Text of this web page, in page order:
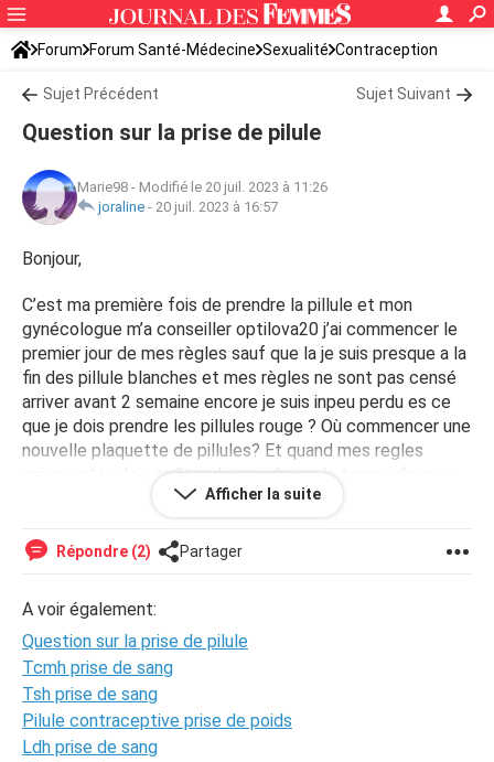
Forum Forum Santé-Médecine Sexualité Contraception
Sujet Précédent Sujet Suivant
Question sur la prise de pilule
Marie98 - Modifié le 20 juil. 2023 à 11:26
joraline - 20 juil. 2023 à 16:57
Bonjour,
C’est ma première fois de prendre la pillule et mon
gynécologue m’a conseiller optilova20 j’ai commencer le
premier jour de mes règles sauf que la je suis presque a la
fin des pillule blanches et mes règles ne sont pas censé
arriver avant 2 semaine encore je suis inpeu perdu es ce
que je dois prendre les pillules rouge ? Où commencer une
nouvelle plaquette de pillules? Et quand mes regles
arriveront je dois arrêter de prendre sa le temps de mes
regles ? Je suis inpeu perdu j’espère que vous pourrez
je ne peux pas l’appeler
Afficher la suite
Répondre (2) Partager
A voir également:
Question sur la prise de pilule
Tcmh prise de sang
Tsh prise de sang
Pilule contraceptive prise de poids
Ldh prise de sang